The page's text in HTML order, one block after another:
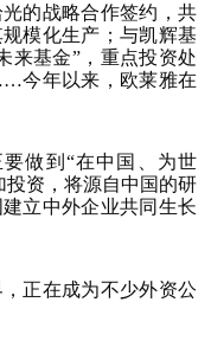
的战略合作签约，共
模化生产；与凯辉基
来基金”，重点投资处
今年以来，欧莱雅在
做到“在中国、为世
资，将源自中国的研
立中外企业共同生长
正在成为不少外资公